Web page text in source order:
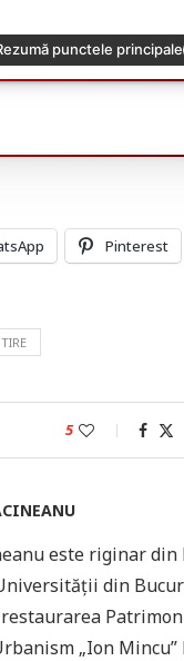
Pinterest
5
este riginar
din
„Ion